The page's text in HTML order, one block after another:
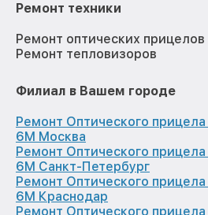
Ремонт техники
Ремонт оптических прицелов
Ремонт тепловизоров
Филиал в Вашем городе
Ремонт Оптического
6M Москва
Ремонт Оптического
6M Санкт-Петербург
Ремонт Оптического
6M Краснодар
Ремонт Оптического